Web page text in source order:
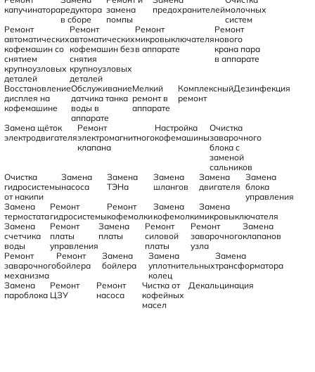
капучинатораредуктора
в сборе
замена
помпы
предохранителеймолочных
систем
Ремонт
автоматических
кофемашин со
снятием
крупноузловых
деталей
Ремонт
автоматических
кофемашин без
снятия
крупноузловых
деталей
Ремонт
микровыключателя
в аппарате
Ремонт
нового
крана пара
в аппарате
Восстановление
дисплея на
кофемашине
Обслуживание
датчика танка
воды в
аппарате
Мелкий
ремонт в
аппарате
Комплексный
ремонт
Дезинфекция
Замена щёток
электродвигателя
Ремонт
электромагнитного
клапана
Настройка
кофемашины
Очистка
заварочного
блока с
заменой
сальников
Очистка
гидросистемы
от накипи
Замена
насоса
Замена
ТЭНа
Замена
шлангов
Замена
двигателя
Замена
блока
управления
Замена
термостата
Ремонт
гидросистемы
Ремонт
кофемолки
Замена
кофемолки
Замена
микровыключателя
Замена
счетчика
воды
Ремонт
платы
управления
Замена
платы
Ремонт
силовой
платы
Ремонт
заварочного
узла
Замена
клапанов
Ремонт
заварочного
механизма
Ремонт
бойлера
Замена
бойлера
Замена
уплотнительных
колец
Замена
трансформатора
Замена
пароблока
Ремонт
ЦЗУ
Ремонт
насоса
Чистка от
кофейных
масел
Декальцинация